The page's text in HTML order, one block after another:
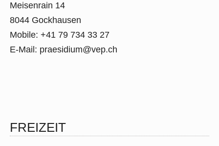
Meisenrain 14
8044 Gockhausen
Mobile: +41 79 734 33 27
E-Mail: praesidium@vep.ch
FREIZEIT